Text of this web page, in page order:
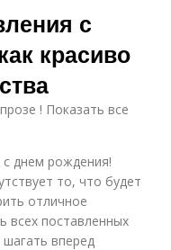
с
красиво
! Показать все
днем рождения!
то, что будет
отличное
всех поставленных
вперед